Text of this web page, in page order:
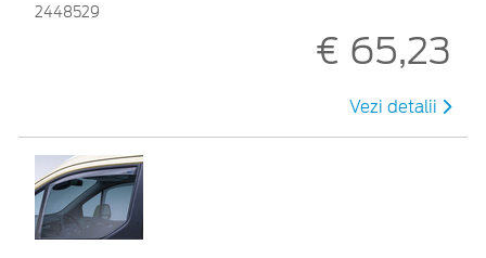
2448529
€ 65,23
Vezi detalii